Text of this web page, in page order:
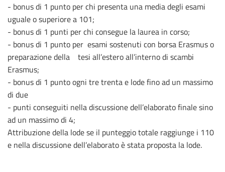
- bonus di 1 punto per chi presenta una media degli esami
uguale o superiore a 101;
- bonus di 1 punti per chi consegue la laurea in corso;
- bonus di 1 punto per esami sostenuti con borsa Erasmus o
preparazione della tesi all’estero all’interno di scambi
Erasmus;
- bonus di 1 punto ogni tre trenta e lode fino ad un massimo
di due
- punti conseguiti nella discussione dell’elaborato finale sino
ad un massimo di 4;
Attribuzione della lode se il punteggio totale raggiunge i 110
e nella discussione dell’elaborato è stata proposta la lode.